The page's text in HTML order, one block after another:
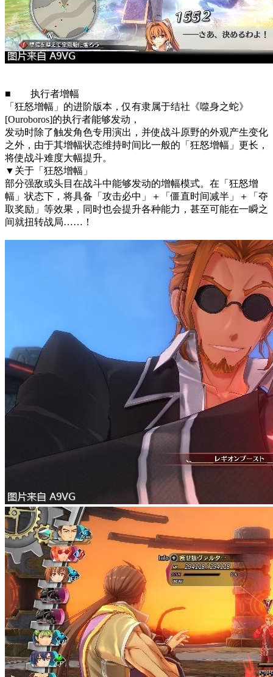
■ 执行者增幅
「狂怒增幅」的进阶版本，仅有隶属于结社《噬身之蛇》
[Ouroboros]的执行者能够发动，
发动时除了触发角色专用演出，并使战斗原野的外观产生变化
之外，由于其增幅状态维持时间比一般的「狂怒增幅」更长，
将使战斗难度大幅提升。
▼关于「狂怒增幅」
部分强敌或头目在战斗中能够发动的增幅模式。在「狂怒增
幅」状态下，将具备「攻击必中」＋「僵直时间减半」＋「夺
取奖励」等效果，同时也会提升各种能力，甚至可能在一瞬之
间就扭转战局……！